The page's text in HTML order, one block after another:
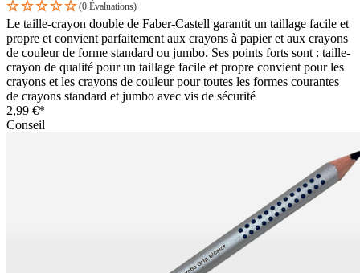
(0 Évaluations)
Le taille-crayon double de Faber-Castell garantit un taillage facile et
propre et convient parfaitement aux crayons à papier et aux crayons
de couleur de forme standard ou jumbo. Ses points forts sont : taille-
crayon de qualité pour un taillage facile et propre convient pour les
crayons et les crayons de couleur pour toutes les formes courantes
de crayons standard et jumbo avec vis de sécurité
2,99 €*
Conseil